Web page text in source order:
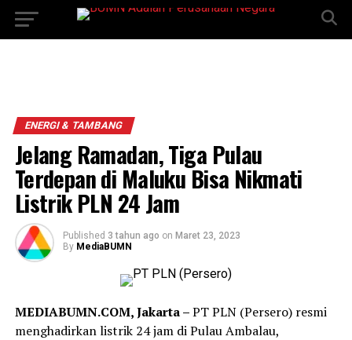
ENERGI & TAMBANG
Jelang Ramadan, Tiga Pulau
Terdepan di Maluku Bisa Nikmati
Listrik PLN 24 Jam
Published 3 tahun ago on Maret 23, 2023
By MediaBUMN
MEDIABUMN.COM, Jakarta –PT PLN (Persero) resmi
menghadirkan listrik 24 jam di Pulau Ambalau,